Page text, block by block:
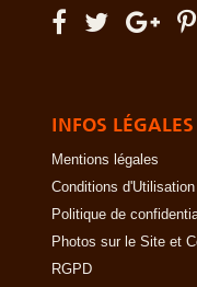
INFOS LÉGALES
Mentions légales
Conditions
Politique de
Photos sur le Site et
RGPD